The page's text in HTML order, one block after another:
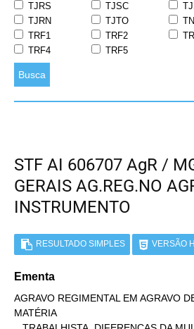
TJRS
TJSC
TJRN
TJTO
TRF1
TRF2
TRF4
TRF5
Busca
STF AI 606707 AgR /
GERAIS AG.REG.NO
INSTRUMENTO
RESULTADO SIMPLES VERSÃO
Ementa
AGRAVO REGIMENTAL EM AGRAVO
MATÉRIA